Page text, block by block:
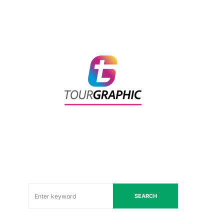
SEARCH